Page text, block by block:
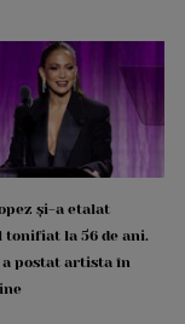
și-a etalat
tonifiat la 56 de ani.
a postat artista în